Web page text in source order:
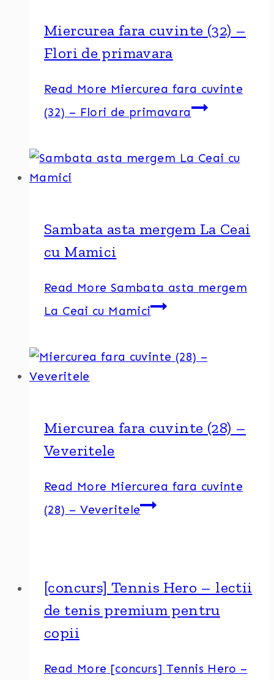
Miercurea fara cuvinte (32) –
Flori de primavara
Read More Miercurea fara cuvinte
(32) – Flori de primavara
Sambata asta mergem La Ceai
cu Mamici
Read More Sambata asta mergem
La Ceai cu Mamici
Miercurea fara cuvinte (28) –
Veveritele
Read More Miercurea fara cuvinte
(28) – Veveritele
[concurs] Tennis Hero – lectii
de tenis premium pentru
copii
Read More [concurs] Tennis Hero –